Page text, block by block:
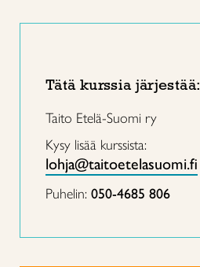
Tätä kurssia järjestää:
Taito Etelä-Suomi ry
Kysy lisää kurssista:
lohja@taitoetelasuomi.fi
Puhelin: 050-4685 806